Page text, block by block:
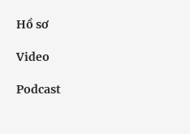
Hồ sơ
Video
Podcast